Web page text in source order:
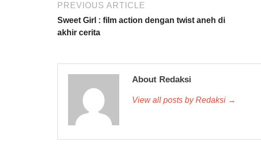
PREVIOUS ARTICLE
Sweet Girl : film action dengan twist aneh di
akhir cerita
About Redaksi
View all posts by Redaksi →